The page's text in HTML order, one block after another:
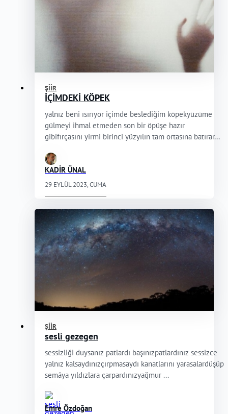
ŞIIR
İÇİMDEKİ KÖPEK
yalnız beni ısırıyor içimde beslediğim köpekyüzüme
gülmeyi ihmal etmeden son bir öpüşe hazır
gibifırçasını yirmi birinci yüzyılın tam ortasına batırar...
KADİR ÜNAL
29 EYLÜL 2023, CUMA
ŞIIR
sesli gezegen
sessizliği duysanız patlardı başınızpatlardınız sessizce
yalnız kalsaydınızçırpmasaydı kanatlarını yarasalardüşüp
semâya yıldızlara çarpardınızyağmur ...
Emre Özdoğan